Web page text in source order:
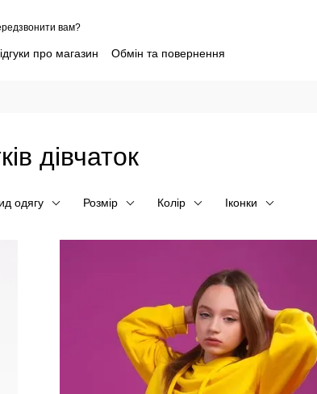
вам?
про магазин
Обмін та повернення
розмір
дівчаток
одягу Розмір Колір Іконки